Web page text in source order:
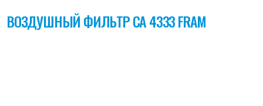
ВОЗДУШНЫЙ ФИЛЬТРCA 4333 FRAM